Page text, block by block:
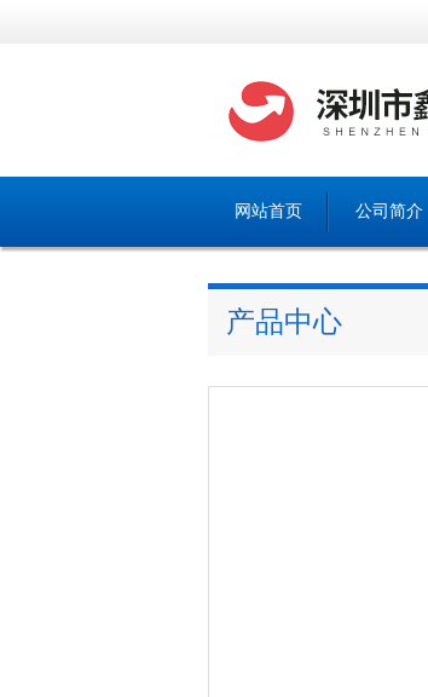
网站首页 公司简介
产品中心